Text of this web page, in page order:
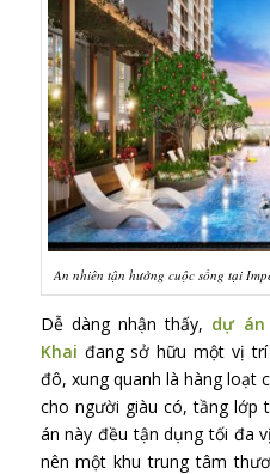
An nhiên tận hưởng cuộc sống tại
Dễ dàng nhận thấy, dự án
Khai đang sở hữu một vị
đô, xung quanh là hàng loạt
cho người giàu có, tầng lớp
án này đều tận dụng tối đa
nên một khu trung tâm